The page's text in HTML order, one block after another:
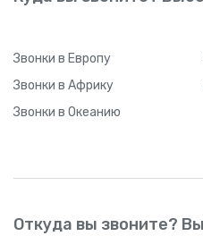
Звонки в Европу
Звонки в Африку
Звонки в Океанию
Откуда вы звоните?